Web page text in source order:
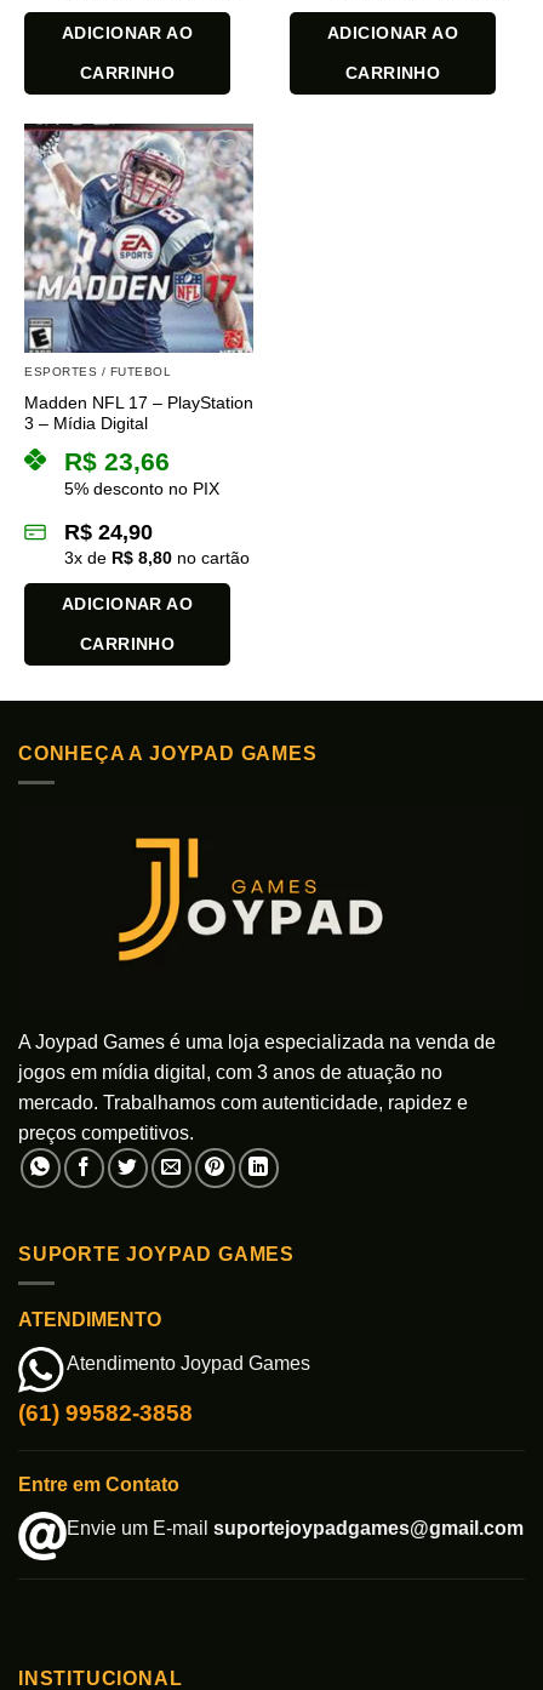
ADICIONAR AO
CARRINHO
ADICIONAR AO
CARRINHO
ESPORTES / FUTEBOL
Madden NFL 17 – PlayStation
3 – Mídia Digital
R$ 23,66
5% desconto no PIX
R$ 24,90
3x de R$ 8,80 no cartão
ADICIONAR AO
CARRINHO
CONHEÇA A JOYPAD GAMES
A Joypad Games é uma loja especializada na venda de
jogos em mídia digital, com 3 anos de atuação no
mercado. Trabalhamos com autenticidade, rapidez e
preços competitivos.
SUPORTE JOYPAD GAMES
ATENDIMENTO
Atendimento Joypad Games
(61) 99582-3858
Entre em Contato
Envie um E-mail suportejoypadgames@gmail.com
INSTITUCIONAL